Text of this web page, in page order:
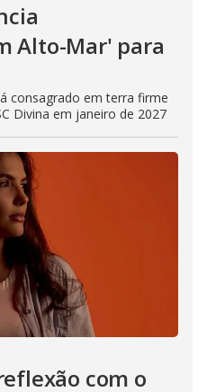
Alto-Mar' para
consagrado em terra firme
Divina em janeiro de 2027
com o